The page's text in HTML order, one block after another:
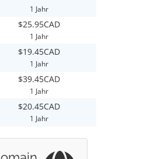
1 Jahr
$25.95CAD
1 Jahr
$19.45CAD
1 Jahr
$39.45CAD
1 Jahr
$20.45CAD
1 Jahr